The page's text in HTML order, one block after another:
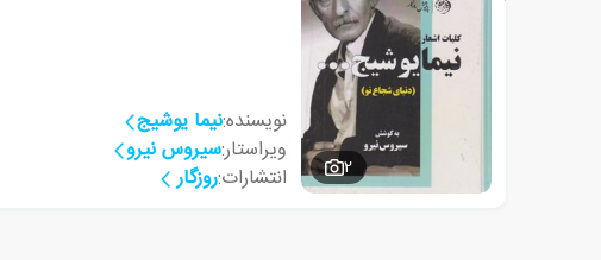
2
نویسنده:نیما یوشیج
ویراستار:سیروس نیرو
انتشارات:روزگار